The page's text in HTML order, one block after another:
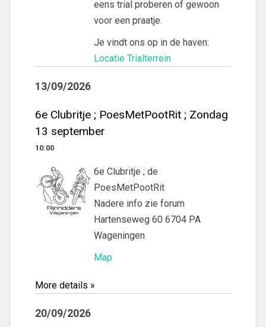
eens trial proberen of gewoon
voor een praatje.
Je vindt ons op in de haven:
Locatie Trialterrein
13/09/2026
6e Clubritje ; PoesMetPootRit ; Zondag
13 september
10:00
6e Clubritje ; de
PoesMetPootRit
Nadere info zie forum
Hartenseweg 60 6704 PA
Wageningen
Map
More details »
20/09/2026